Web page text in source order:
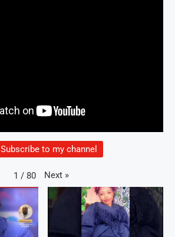
Subscribe to my channel
1 / 80 Next »